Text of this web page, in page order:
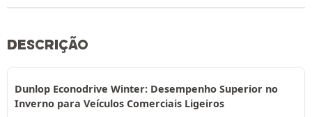
DESCRIÇÃO
Dunlop Econodrive Winter: Desempenho Superior no
Inverno para Veículos Comerciais Ligeiros